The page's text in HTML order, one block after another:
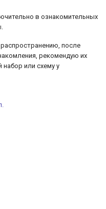
в ознакомительных
после
рекомендую их
или схему у